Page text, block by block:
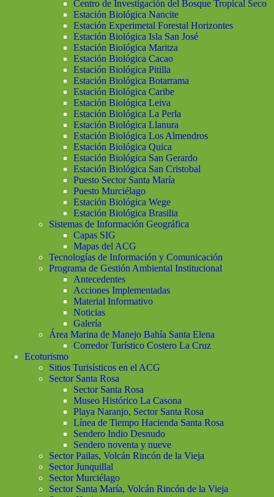
Centro de Investigación del Bosque Tropical Seco
Estación Biológica Nancite
Estación Experimetal Forestal Horizontes
Estación Biológica Isla San José
Estación Biológica Maritza
Estación Biológica Cacao
Estación Biológica Pitilla
Estación Biológica Botarrama
Estación Biológica Caribe
Estación Biológica Leiva
Estación Biológica La Perla
Estación Biológica Llanura
Estación Biológica Los Almendros
Estación Biológica Quica
Estación Biológica San Gerardo
Estación Biológica San Cristobal
Puesto Sector Santa María
Puesto Murciélago
Estación Biológica Wege
Estación Biológica Brasilia
Sistemas de Información Geográfica
Capas SIG
Mapas del ACG
Tecnologías de Información y Comunicación
Programa de Gestión Ambiental Institucional
Antecedentes
Acciones Implementadas
Material Informativo
Noticias
Galería
Área Marina de Manejo Bahía Santa Elena
Corredor Turístico Costero La Cruz
Ecoturismo
Sitios Turisísticos en el ACG
Sector Santa Rosa
Sector Santa Rosa
Museo Histórico La Casona
Playa Naranjo, Sector Santa Rosa
Línea de Tiempo Hacienda Santa Rosa
Sendero Indio Desnudo
Sendero noventa y nueve
Sector Pailas, Volcán Rincón de la Vieja
Sector Junquillal
Sector Murciélago
Sector Santa María, Volcán Rincón de la Vieja